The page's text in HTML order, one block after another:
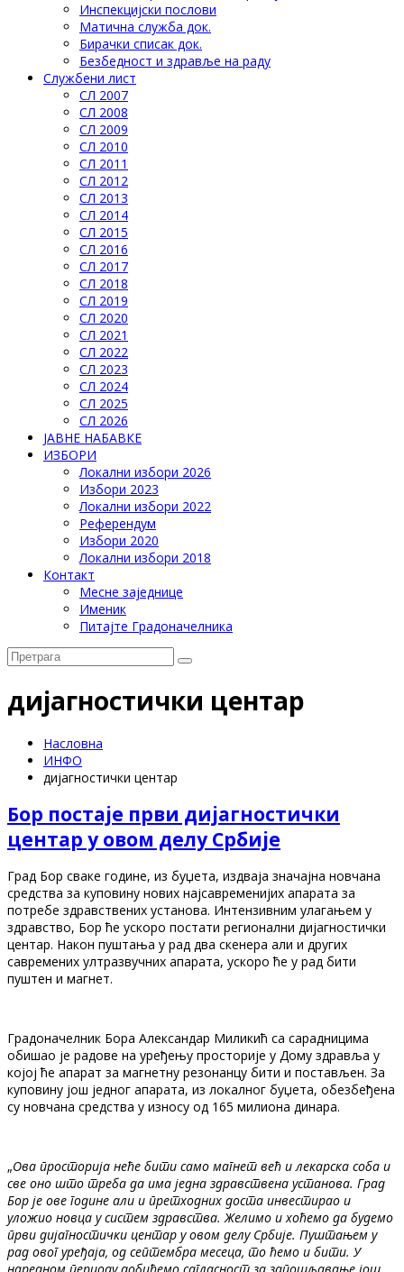
Инспекцијски послови
Матична служба док.
Бирачки списак док.
Безбедност и здравље на раду
Службени лист
СЛ 2007
СЛ 2008
СЛ 2009
СЛ 2010
СЛ 2011
СЛ 2012
СЛ 2013
СЛ 2014
СЛ 2015
СЛ 2016
СЛ 2017
СЛ 2018
СЛ 2019
СЛ 2020
СЛ 2021
СЛ 2022
СЛ 2023
СЛ 2024
СЛ 2025
СЛ 2026
ЈАВНЕ НАБАВКЕ
ИЗБОРИ
Локални избори 2026
Избори 2023
Локални избори 2022
Референдум
Избори 2020
Локални избори 2018
Контакт
Месне заједнице
Именик
Питајте Градоначелника
дијагностички центар
Насловна
ИНФО
дијагностички центар
Бор постаје први дијагностички
центар у овом делу Србије
Град Бор сваке године, из буџета, издваја значајна новчана
средства за куповину нових најсавременијих апарата за
потребе здравствених установа. Интензивним улагањем у
здравство, Бор ће ускоро постати регионални дијагностички
центар. Након пуштања у рад два скенера али и других
савремених ултразвучних апарата, ускоро ће у рад бити
пуштен и магнет.
Градоначелник Бора Александар Миликић са сарадницима
обишао је радове на уређењу просторије у Дому здравља у
којој ће апарат за магнетну резонанцу бити и постављен. За
куповину још једног апарата, из локалног буџета, обезбеђена
су новчана средства у износу од 165 милиона динара.
„Ова просторија неће бити само магнет већ и лекарска соба и
све оно што треба да има једна здравствена установа. Град
Бор је ове године али и претходних доста инвестирао и
уложио новца у систем здравства. Желимо и хоћемо да будемо
први дијагностички центар у овом делу Србије. Пуштањем у
рад овог уређаја, од септембра месеца, то ћемо и бити. У